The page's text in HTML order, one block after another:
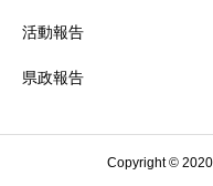
活動報告
県政報告
Copyright © 2020